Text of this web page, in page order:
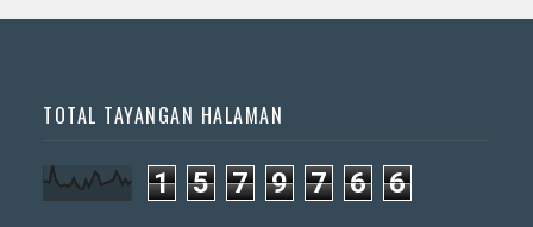
TOTAL TAYANGAN HALAMAN
1 5 7 9 7 6 6